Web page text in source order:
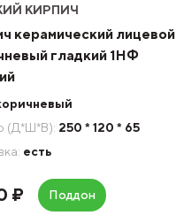
КИРПИЧ
керамический лицевой
гладкий 1НФ
(Д*Ш*В): 250 * 120 * 65
есть
₽ Поддон